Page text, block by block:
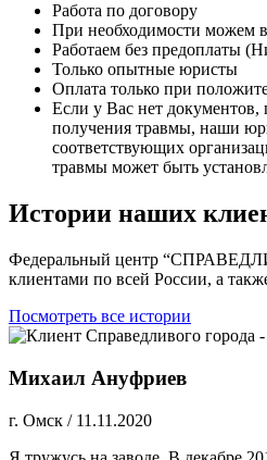
Работа по договору
При необходимости можем
Работаем без предоплаты
Только опытные юристы
Оплата только при
Если у Вас нет
получения травмы, наши
соответствующих
травмы может быть
Истории наших
Федеральный центр
клиентами по всей России, а
Посмотреть все истории
Михаил Ануфриев
г. Омск / 11.11.2020